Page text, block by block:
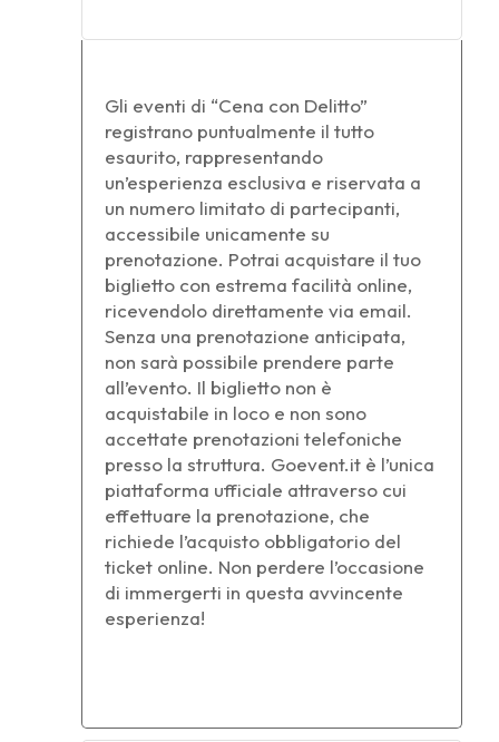
Gli eventi di “Cena con Delitto”
registrano puntualmente il tutto
esaurito, rappresentando
un’esperienza esclusiva e riservata a
un numero limitato di partecipanti,
accessibile unicamente su
prenotazione. Potrai acquistare il tuo
biglietto con estrema facilità online,
ricevendolo direttamente via email.
Senza una prenotazione anticipata,
non sarà possibile prendere parte
all’evento. Il biglietto non è
acquistabile in loco e non sono
accettate prenotazioni telefoniche
presso la struttura. Goevent.it è l’unica
piattaforma ufficiale attraverso cui
effettuare la prenotazione, che
richiede l’acquisto obbligatorio del
ticket online. Non perdere l’occasione
di immergerti in questa avvincente
esperienza!